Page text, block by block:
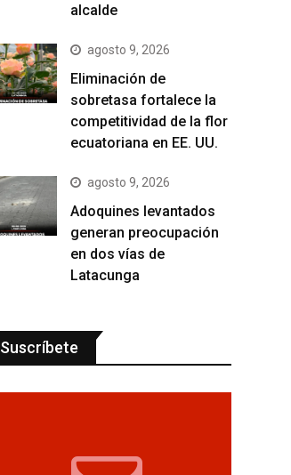
alcalde
agosto 9, 2026
Eliminación de
sobretasa fortalece la
competitividad de la flor
ecuatoriana en EE. UU.
agosto 9, 2026
Adoquines levantados
generan preocupación
en dos vías de
Latacunga
Suscríbete